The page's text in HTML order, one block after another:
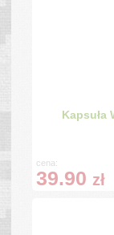
Kapsuła
cena:
39.90 zł